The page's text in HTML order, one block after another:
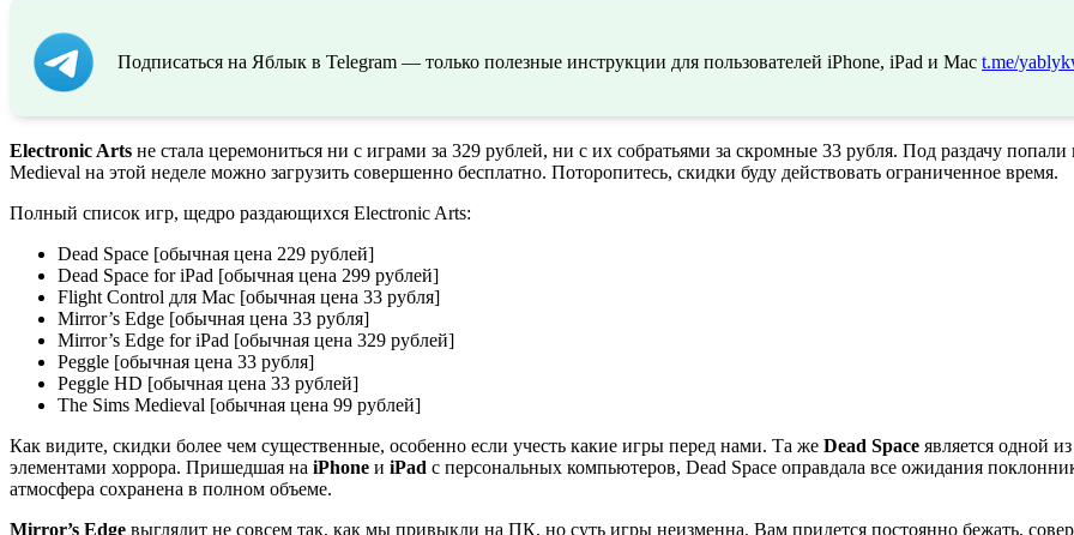
Подписаться на Яблык в Telegram — только полезные инструкции для пользователей iPhone, iPad и Mac t.me/
Electronic Arts не стала церемониться ни с играми за 329 рублей, ни с их собратьями за скромные 33 рубля. Под раздачу попали
Medieval на этой неделе можно загрузить совершенно бесплатно. Поторопитесь, скидки буду действовать ограниченное время.
Полный список игр, щедро раздающихся Electronic Arts:
Dead Space [обычная цена 229 рублей]
Dead Space for iPad [обычная цена 299 рублей]
Flight Control для Mac [обычная цена 33 рубля]
Mirror’s Edge [обычная цена 33 рубля]
Mirror’s Edge for iPad [обычная цена 329 рублей]
Peggle [обычная цена 33 рубля]
Peggle HD [обычная цена 33 рублей]
The Sims Medieval [обычная цена 99 рублей]
Как видите, скидки более чем существенные, особенно если учесть какие игры перед нами. Та же Dead Space является одной
элементами хоррора. Пришедшая на iPhone и iPad с персональных компьютеров, Dead Space оправдала все ожидания
атмосфера сохранена в полном объеме.
Mirror’s Edge выглядит не совсем так, как мы привыкли на ПК, но суть игры неизменна. Вам придется постоянно бежать,